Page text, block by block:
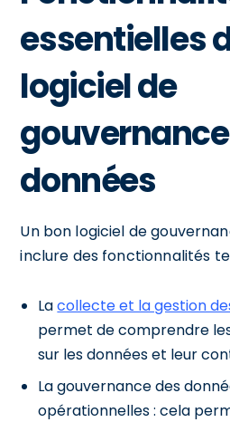
essentielles
logiciel de
données
Un bon logiciel de
inclure des fonctionnalités
Lacollecte et la gestion
permet de comprendre
sur les données et leur
La gouvernance des
opérationnelles : cela